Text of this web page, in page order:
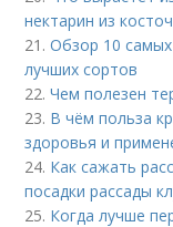
нектарин из
21.Обзор 10
лучших сортов
22.Чем полезен
23. В чём польза
здоровья и
24. Как сажать
посадки рассады
25. Когда лучше